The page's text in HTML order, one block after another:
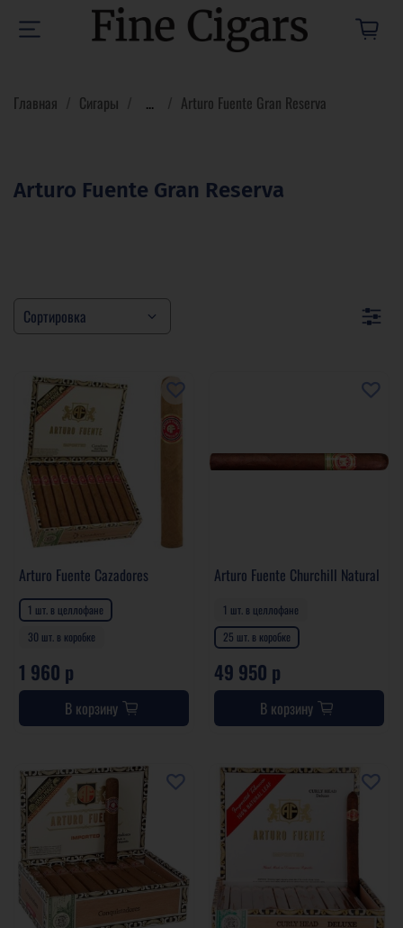
Главная Сигары ... Arturo Fuente Gran Reserva
Arturo Fuente Gran Reserva
Arturo Fuente Cazadores
1 шт. в целлофане
30 шт. в коробке
1 960 р
В корзину
Arturo Fuente Churchill Natural
1 шт. в целлофане
25 шт. в коробке
49 950 р
В корзину